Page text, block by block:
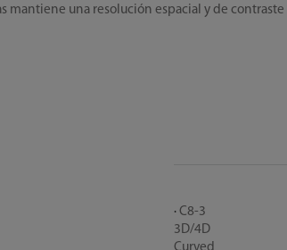
una resolución espacial y de
C8-3
3D/4D
Curved